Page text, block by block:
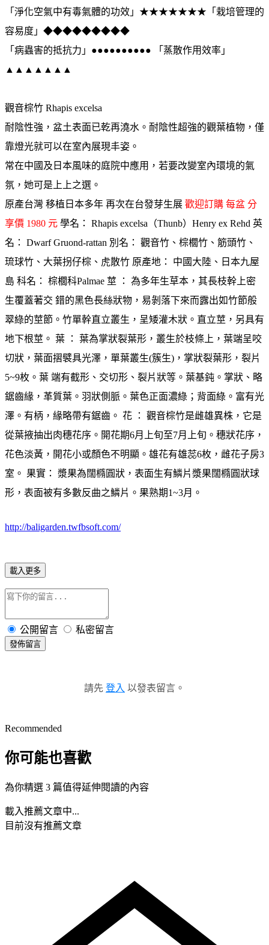
「淨化空氣中有毒氣體的功效」★★★★★★★「栽培管理的
容易度」◆◆◆◆◆◆◆◆◆
「病蟲害的抵抗力」●●●●●●●●●● 「蒸散作用效率」
▲▲▲▲▲▲▲
觀音棕竹 Rhapis excelsa
耐陰性強，盆土表面已乾再澆水。耐陰性超強的觀葉植物，僅
靠燈光就可以在室內展現丰姿。
常在中國及日本風味的庭院中應用，若要改變室內環境的氣
氛，她可是上上之選。
原產台灣 移植日本多年 再次在台發芽生展 歡迎訂購 每盆 分
享價 1980 元 學名： Rhapis excelsa（Thunb）Henry ex Rehd 英
名： Dwarf Gruond-rattan 別名： 觀音竹、棕櫚竹、筋頭竹、
琉球竹、大葉拐仔棕、虎散竹 原產地： 中國大陸、日本九屋
島 科名： 棕櫚科Palmae 莖 ： 為多年生草本，其長枝幹上密
生覆蓋著交 錯的黑色長絲狀物，易剝落下來而露出如竹節般
翠綠的莖節。竹單幹直立叢生，呈矮灌木狀。直立莖，另具有
地下根莖。 葉 ： 葉為掌狀裂葉形，叢生於枝條上，葉端呈咬
切狀，葉面摺襞具光澤，單葉叢生(簇生)，掌狀裂葉形，裂片
5~9枚。葉 端有截形、交切形、裂片狀等。葉基鈍。掌狀、略
鋸齒緣，革質葉。羽狀側脈。葉色正面濃綠；背面綠。富有光
澤。有柄，緣略帶有鋸齒。 花 ： 觀音棕竹是雌雄異株，它是
從葉掖抽出肉穗花序。開花期6月上旬至7月上旬。穗狀花序，
花色淡黃，開花小或顏色不明顯。雄花有雄蕊6枚，雌花子房3
室。 果實： 漿果為闊橢圓狀，表面生有鱗片漿果闊橢圓狀球
形，表面被有多數反曲之鱗片。果熟期1~3月。
http://baligarden.twfbsoft.com/
載入更多
公開留言 私密留言
發佈留言
請先 登入 以發表留言。
Recommended
你可能也喜歡
為你精選 3 篇值得延伸閱讀的內容
載入推薦文章中...
目前沒有推薦文章